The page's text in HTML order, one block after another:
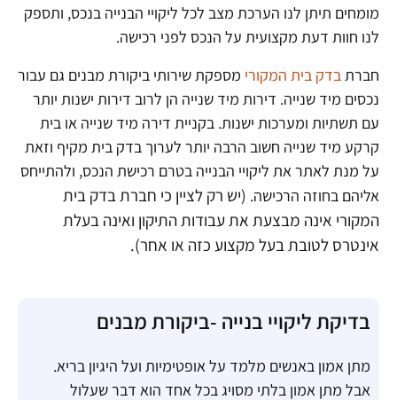
מומחים תיתן לנו הערכת מצב לכל ליקויי הבנייה בנכס, ותספק
לנו חוות דעת מקצועית על הנכס לפני רכישה.
חברתבדק בית המקורימספקת שירותי ביקורת מבנים גם עבור
נכסים מיד שנייה. דירות מיד שנייה הן לרוב דירות ישנות יותר
עם תשתיות ומערכות ישנות. בקניית דירה מיד שנייה או בית
קרקע מיד שנייה חשוב הרבה יותר לערוך בדק בית מקיף וזאת
על מנת לאתר את ליקויי הבנייה בטרם רכישת הנכס, ולהתייחס
אליהם בחוזה הרכישה.(יש רק לציין כי חברת בדק בית
המקורי אינה מבצעת את עבודות התיקון ואינה בעלת
אינטרס לטובת בעל מקצוע כזה או אחר).
בדיקת ליקויי בנייה -ביקורת מבנים
מתן אמון באנשים מלמד על אופטימיות ועל היגיון בריא.
אבל מתן אמון בלתי מסויג בכל אחד הוא דבר שעלול